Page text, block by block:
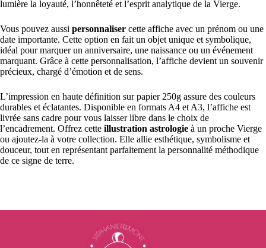
lumière la loyauté, l’honnêteté et l’esprit analytique de la Vierge.
Vous pouvez aussi personnaliser cette affiche avec un prénom ou une
date importante. Cette option en fait un objet unique et symbolique,
idéal pour marquer un anniversaire, une naissance ou un événement
marquant. Grâce à cette personnalisation, l’affiche devient un souvenir
précieux, chargé d’émotion et de sens.
L’impression en haute définition sur papier 250g assure des couleurs
durables et éclatantes. Disponible en formats A4 et A3, l’affiche est
livrée sans cadre pour vous laisser libre dans le choix de
l’encadrement. Offrez cette illustration astrologie à un proche Vierge
ou ajoutez-la à votre collection. Elle allie esthétique, symbolisme et
douceur, tout en représentant parfaitement la personnalité méthodique
de ce signe de terre.